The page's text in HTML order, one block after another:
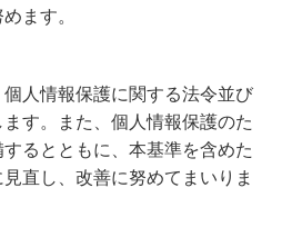
ます。
人情報保護に関する法令並び
す。また、個人情報保護のた
るとともに、本基準を含めた
直し、改善に努めてまいりま